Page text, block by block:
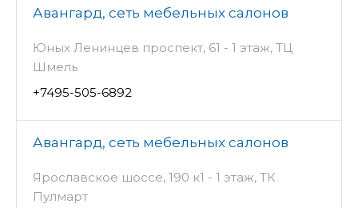
Авангард, сеть мебельных салонов
Юных Ленинцев проспект, 61 - 1 этаж, ТЦ
Шмель
+7495-505-6892
Авангард, сеть мебельных салонов
Ярославское шоссе, 190 к1 - 1 этаж, ТК
Пулмарт